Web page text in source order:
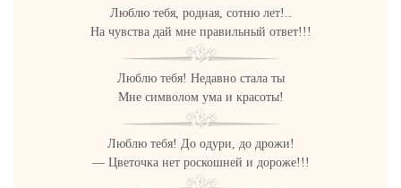
Люблю тебя, родная, сотню лет!..
На чувства дай мне правильный ответ!!!
Люблю тебя! Недавно стала ты
Мне символом ума и красоты!
Люблю тебя! До одури, до дрожи!
— Цветочка нет роскошней и дороже!!!